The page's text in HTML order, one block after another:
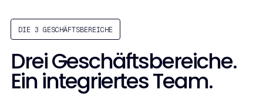
DIE 3 GESCHÄFTSBEREICHE
Drei Geschäftsbereiche.
Ein integriertes Team.